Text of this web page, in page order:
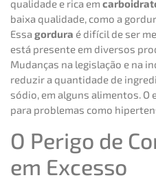
qualidade e rica em
baixa qualidade, como a
Essa gordura é difícil de ser
está presente em diversos
Mudanças na legislação e na
reduzir a quantidade de
sódio, em alguns alimentos. O
para problemas como
O Perigo de
em Excesso